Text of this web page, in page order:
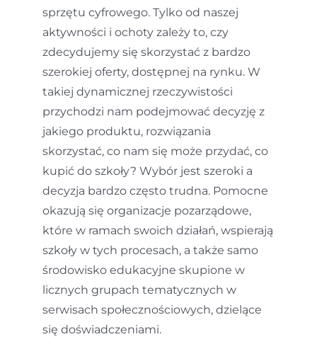
sprzętu cyfrowego. Tylko od naszej
aktywności i ochoty zależy to, czy
zdecydujemy się skorzystać z bardzo
szerokiej oferty, dostępnej na rynku. W
takiej dynamicznej rzeczywistości
przychodzi nam podejmować decyzję z
jakiego produktu, rozwiązania
skorzystać, co nam się może przydać, co
kupić do szkoły? Wybór jest szeroki a
decyzja bardzo często trudna. Pomocne
okazują się organizacje pozarządowe,
które w ramach swoich działań, wspierają
szkoły w tych procesach, a także samo
środowisko edukacyjne skupione w
licznych grupach tematycznych w
serwisach społecznościowych, dzielące
się doświadczeniami.